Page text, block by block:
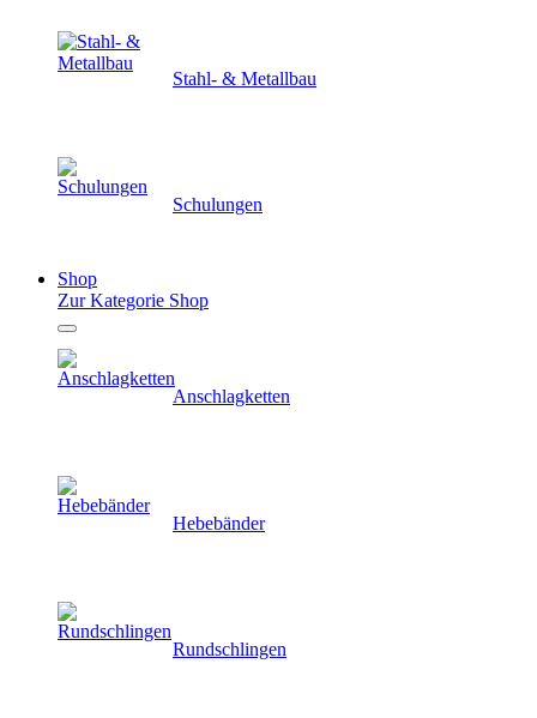
Stahl- & Metallbau
Schulungen
Shop
Zur Kategorie Shop
Anschlagketten
Hebebänder
Rundschlingen